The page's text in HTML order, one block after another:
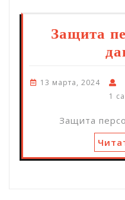
Защита
13 марта, 2024
1
Защита